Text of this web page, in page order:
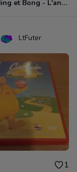
DVD - Bing et Bong - L'anniversaire de Bong
LtFuter
1